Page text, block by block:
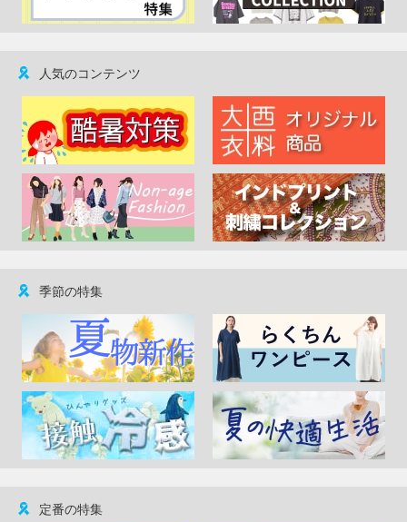
人気のコンテンツ
季節の特集
定番の特集